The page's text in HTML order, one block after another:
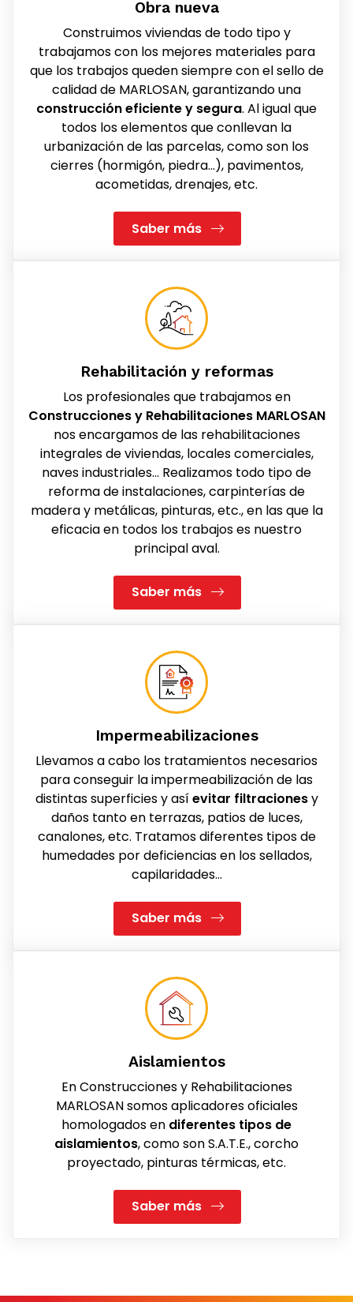
Obra nueva
Construimos viviendas de todo tipo y
trabajamos con los mejores materiales para
que los trabajos queden siempre con el sello de
calidad de MARLOSAN, garantizando una
construcción eficiente y segura. Al igual que
todos los elementos que conllevan la
urbanización de las parcelas, como son los
cierres (hormigón, piedra...), pavimentos,
acometidas, drenajes, etc.
Saber más
Rehabilitación y reformas
Los profesionales que trabajamos en
Construcciones y Rehabilitaciones MARLOSAN
nos encargamos de las rehabilitaciones
integrales de viviendas, locales comerciales,
naves industriales… Realizamos todo tipo de
reforma de instalaciones, carpinterías de
madera y metálicas, pinturas, etc., en las que la
eficacia en todos los trabajos es nuestro
principal aval.
Saber más
Impermeabilizaciones
Llevamos a cabo los tratamientos necesarios
para conseguir la impermeabilización de las
distintas superficies y asíevitar filtracionesy
daños tanto en terrazas, patios de luces,
canalones, etc. Tratamos diferentes tipos de
humedades por deficiencias en los sellados,
capilaridades...
Saber más
Aislamientos
En Construcciones y Rehabilitaciones
MARLOSAN somos aplicadores oficiales
homologados en diferentes tipos de
aislamientos, como son S.A.T.E., corcho
proyectado, pinturas térmicas, etc.
Saber más